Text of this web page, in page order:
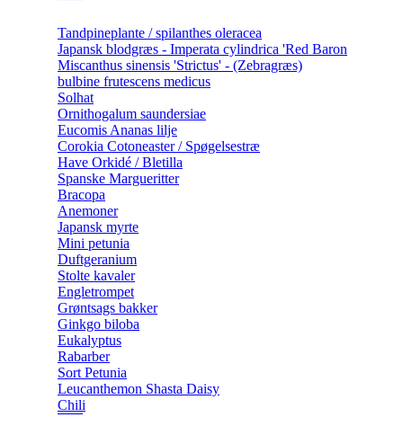
Tandpineplante / spilanthes oleracea
Japansk blodgræs - Imperata cylindrica 'Red Baron
Miscanthus sinensis 'Strictus' - (Zebragræs)
bulbine frutescens medicus
Solhat
Ornithogalum saundersiae
Eucomis Ananas lilje
Corokia Cotoneaster / Spøgelsestræ
Have Orkidé / Bletilla
Spanske Margueritter
Bracopa
Anemoner
Japansk myrte
Mini petunia
Duftgeranium
Stolte kavaler
Engletrompet
Grøntsags bakker
Ginkgo biloba
Eukalyptus
Rabarber
Sort Petunia
Leucanthemon Shasta Daisy
Chili